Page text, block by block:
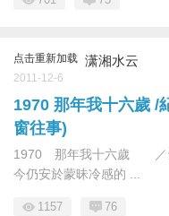
点击重新加载 潇湘水云
2011-12-6
1970 那年我十六歲 /
窗往事)
1970 那年我十六歲 ／台
今仍安於蒙昧冷感的 ...
1157 76